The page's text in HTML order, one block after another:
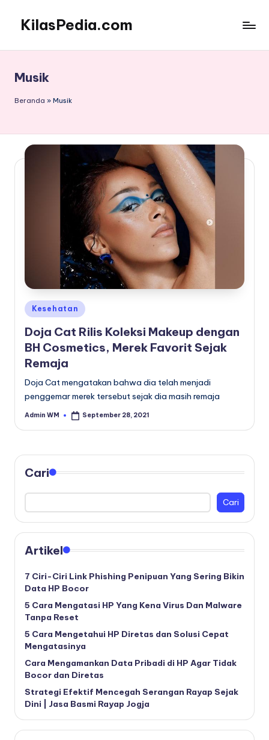
content
KilasPedia.com
Terdepan
Musik
Beranda » Musik
Posted
in
Kesehatan
Doja Cat Rilis Koleksi Makeup dengan
BH Cosmetics, Merek Favorit Sejak
Remaja
Doja Cat mengatakan bahwa dia telah menjadi
penggemar merek tersebut sejak dia masih remaja
Posted
Admin WM September 28, 2021
Cari
Cari
Artikel
7 Ciri-Ciri Link Phishing Penipuan Yang Sering Bikin
Data HP Bocor
5 Cara Mengatasi HP Yang Kena Virus Dan Malware
Tanpa Reset
5 Cara Mengetahui HP Diretas dan Solusi Cepat
Mengatasinya
Cara Mengamankan Data Pribadi di HP Agar Tidak
Bocor dan Diretas
Strategi Efektif Mencegah Serangan Rayap Sejak
Dini | Jasa Basmi Rayap Jogja